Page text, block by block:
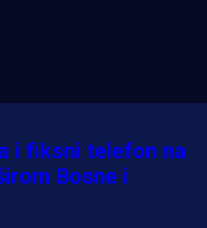
i fiksni telefon na
Bosne i